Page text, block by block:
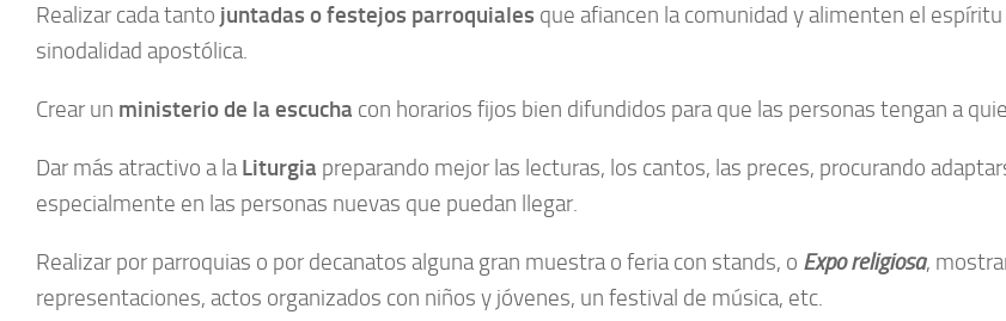
Realizar cada tanto juntadas o festejos parroquiales que afiancen la comunidad y alimenten el
sinodalidad apostólica.
Crear un ministerio de la escucha con horarios fijos bien difundidos para que las personas tengan a
Dar más atractivo a laLiturgia preparando mejor las lecturas, los cantos, las preces, procurando
especialmente en las personas nuevas que puedan llegar.
Realizar por parroquias o por decanatos alguna gran muestra o feria con stands, o Expo religiosa,
representaciones, actos organizados con niños y jóvenes, un festival de música, etc.